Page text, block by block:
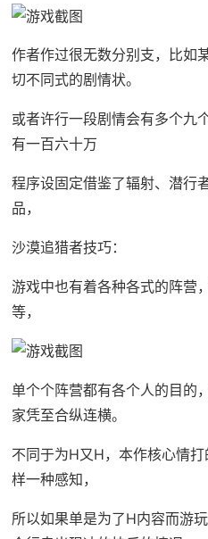
作者作过很无数分别支，比如
切不同式的剧情状。
或者许行一段剧情会有多个九
有一百六十万
程序设固定借鉴了辐射、潜行
品，
沙漠追猎者技巧：
游戏中也有着各种各式的阵营
等，
单个个阵营都有各个人的目的
家凭至合纵连横。
不同于为H又H，本作核心情
样一种感知，
所以如果单是为了H内容而游